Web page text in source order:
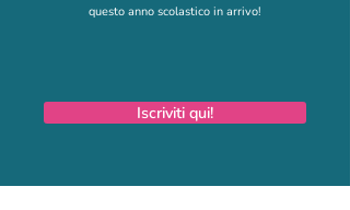
questo anno scolastico in arrivo!
Iscriviti qui!